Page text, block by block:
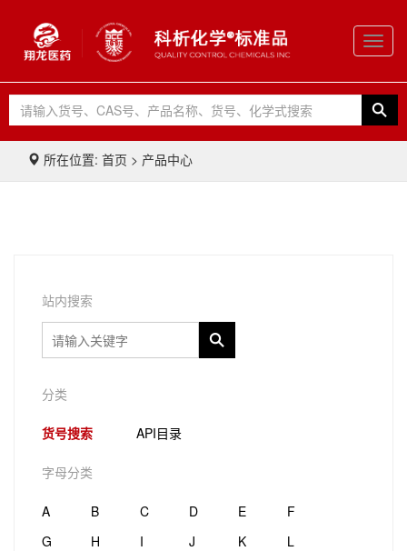
所在位置: 首页 > 产品中心
站内搜索
分类
货号搜索 API目录
字母分类
A B C D E
F
G
H I J K
L